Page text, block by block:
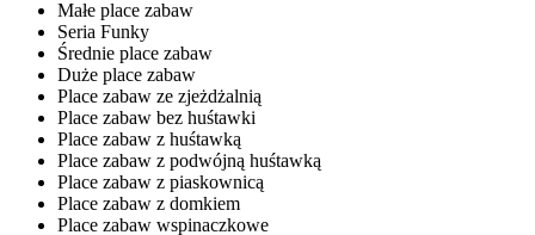
Małe place zabaw
Seria Funky
Średnie place zabaw
Duże place zabaw
Place zabaw ze zjeżdżalnią
Place zabaw bez huśtawki
Place zabaw z huśtawką
Place zabaw z podwójną huśtawką
Place zabaw z piaskownicą
Place zabaw z domkiem
Place zabaw wspinaczkowe